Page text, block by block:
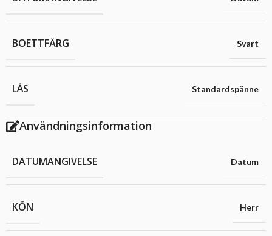
BOETTFÄRG Svart
LÅS Standardspänne
Användningsinformation
DATUMANGIVELSE Datum
KÖN Herr